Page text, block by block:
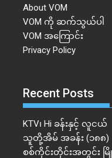
About VOM
VOM ကို ဆက်သွယ်ပါ
VOM အကြောင်း
Privacy Policy
Recent Posts
KTV၊ Hi ခန်းနှင့် လူငယ်
သူတို့အိမ် အခန်း (၁၈၈)
စစ်ကိုင်းတိုင်းအတွင်း မ